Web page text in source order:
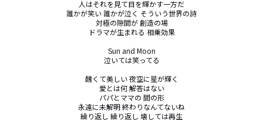
人はそれを見て目を輝かす一方だ
誰かが笑い 誰かが泣く そういう世界の詩
対極の隙間が 創造の場
ドラマが生まれる 相乗効果
Sun and Moon
泣いては笑ってる
醜くて美しい 夜空に星が輝く
愛とは何 解答はない
パパとママの 間の形
永遠に未解明 終わりなんてないね
繰り返し 繰り返し 壊しては再生